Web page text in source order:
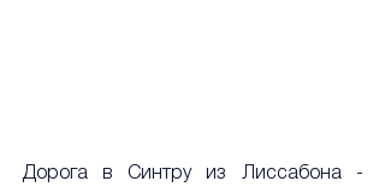
Дорога в Синтру из Лиссабона -